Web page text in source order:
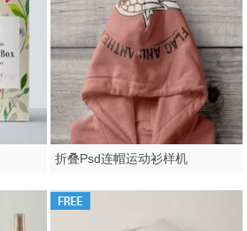
折叠Psd连帽运动衫样机